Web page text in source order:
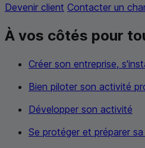
Devenir client Contacter un
À vos côtés pour
Créer son entreprise,
Bien piloter son activité
Développer son activité
Se protéger et préparer